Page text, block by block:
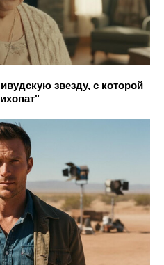
звезду, с которой